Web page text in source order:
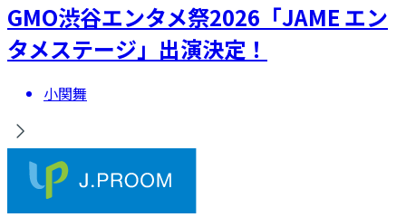
GMO渋谷エンタメ祭2026「JAME エン
タメステージ」出演決定！
小関舞